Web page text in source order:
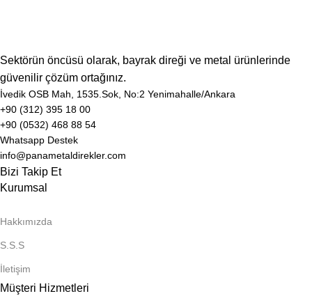
Sektörün öncüsü olarak, bayrak direği ve metal ürünlerinde
güvenilir çözüm ortağınız.
İvedik OSB Mah, 1535.Sok, No:2 Yenimahalle/Ankara
+90 (312) 395 18 00
+90 (0532) 468 88 54
Whatsapp Destek
info@panametaldirekler.com
Bizi Takip Et
Kurumsal
Hakkımızda
S.S.S
İletişim
Müşteri Hizmetleri